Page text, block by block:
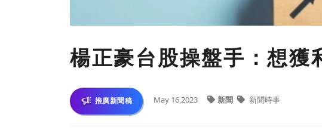
楊正豪台股操盤手：想獲
推廣新聞稿 May 16,2023 新聞 新聞時事